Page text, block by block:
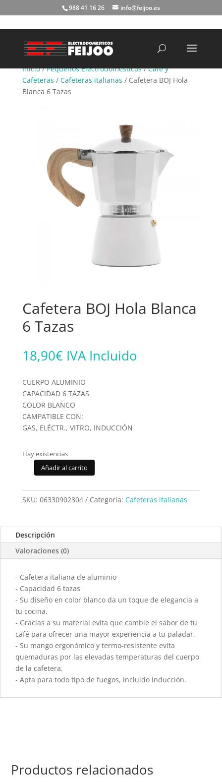
988 41 16 26 info@feijoo.es
Inicio/Pequeños Electrodomésticos/Café y
Cafeteras / Cafeteras italianas / Cafetera BOJ Hola
Blanca 6 Tazas
Cafetera BOJ Hola Blanca
6 Tazas
18,90€ IVA Incluido
CUERPO ALUMINIO
CAPACIDAD 6 TAZAS
COLOR BLANCO
CAMPATIBLE CON:
GAS, ELÉCTR., VITRO, INDUCCIÓN
Hay existencias
Cafetera
Hola
Tazas
cantidad
Añadir al carrito
SKU: 06330902304 Categoría: Cafeteras italianas
Descripción
Valoraciones (0)
- Cafetera italiana de aluminio
- Capacidad 6 tazas
- Su diseño en color blanco da un toque de elegancia a
tu cocina.
- Gracias a su material evita que cambie el sabor de tu
café para ofrecer una mayor experiencia a tu paladar.
- Su mango ergonómico y termo-resistente evita
quemaduras por las elevadas temperaturas del cuerpo
de la cafetera.
- Apta para todo tipo de fuegos, incluido inducción.
Productos relacionados